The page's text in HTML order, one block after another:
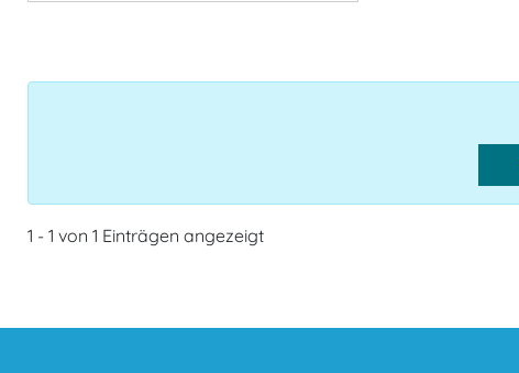
1 - 1 von 1 Einträgen angezeigt